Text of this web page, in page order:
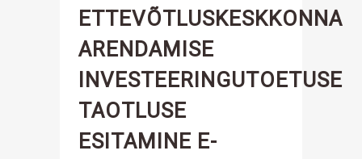
ETTEVÕTLUSKESKKONNA
ARENDAMISE
INVESTEERINGUTOETUSE
TAOTLUSE
ESITAMINE E-